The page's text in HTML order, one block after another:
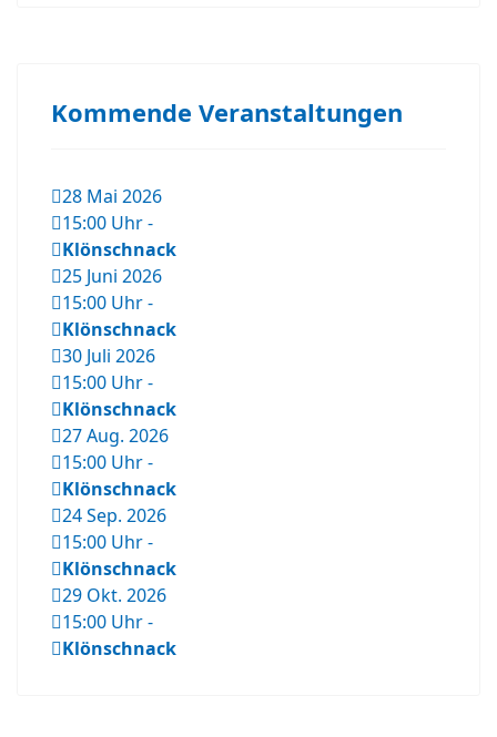
Kommende Veranstaltungen
28 Mai 2026
15:00 Uhr-
Klönschnack
25 Juni 2026
15:00 Uhr-
Klönschnack
30 Juli 2026
15:00 Uhr-
Klönschnack
27 Aug. 2026
15:00 Uhr-
Klönschnack
24 Sep. 2026
15:00 Uhr-
Klönschnack
29 Okt. 2026
15:00 Uhr-
Klönschnack